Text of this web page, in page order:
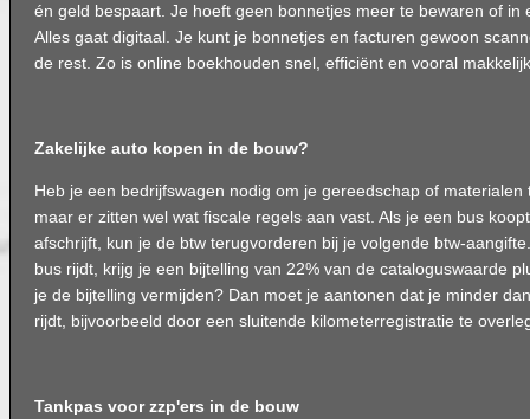
én geld bespaart. Je hoeft geen bonnetjes meer te bewaren of in
Alles gaat digitaal. Je kunt je bonnetjes en facturen gewoon
de rest. Zo is online boekhouden snel, efficiënt en vooral
Zakelijke auto kopen in de bouw?
Heb je een bedrijfswagen nodig om je gereedschap of
maar er zitten wel wat fiscale regels aan vast. Als je een bus
afschrijft, kun je de btw terugvorderen bij je volgende btw-
bus rijdt, krijg je een bijtelling van 22% van de cataloguswaarde
je de bijtelling vermijden? Dan moet je aantonen dat je minder
rijdt, bijvoorbeeld door een sluitende kilometerregistratie te
Tankpas voor zzp'ers in de bouw